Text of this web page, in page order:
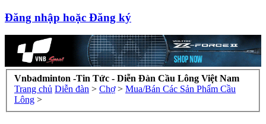
Đăng nhập hoặc Đăng ký
Vnbadminton -Tin Tức - Diễn Đàn Cầu Lông Việt Nam
Trang chủ Diễn đàn > Chợ > Mua/Bán Các Sản Phẩm Cầu
Lông >